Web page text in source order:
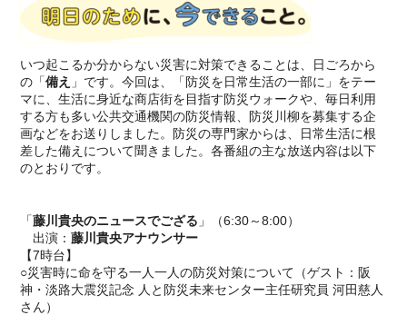
いつ起こるか分からない災害に対策できることは、日ごろから
の「備え 」です。今回は、「防災を日常生活の一部に」をテー
マに、生活に身近な商店街を目指す防災ウォークや、毎日利用
する方も多い公共交通機関の防災情報、防災川柳を募集する企
画などをお送りしました。防災の専門家からは、日常生活に根
差した備えについて聞きました。各番組の主な放送内容は以下
のとおりです。
「藤川貴央のニュースでござる 」（6:30～8:00）
出演：藤川貴央アナウンサー
【7時台】
○災害時に命を守る一人一人の防災対策について（ゲスト：阪
神・淡路大震災記念 人と防災未来センター主任研究員 河田慈人
さん）